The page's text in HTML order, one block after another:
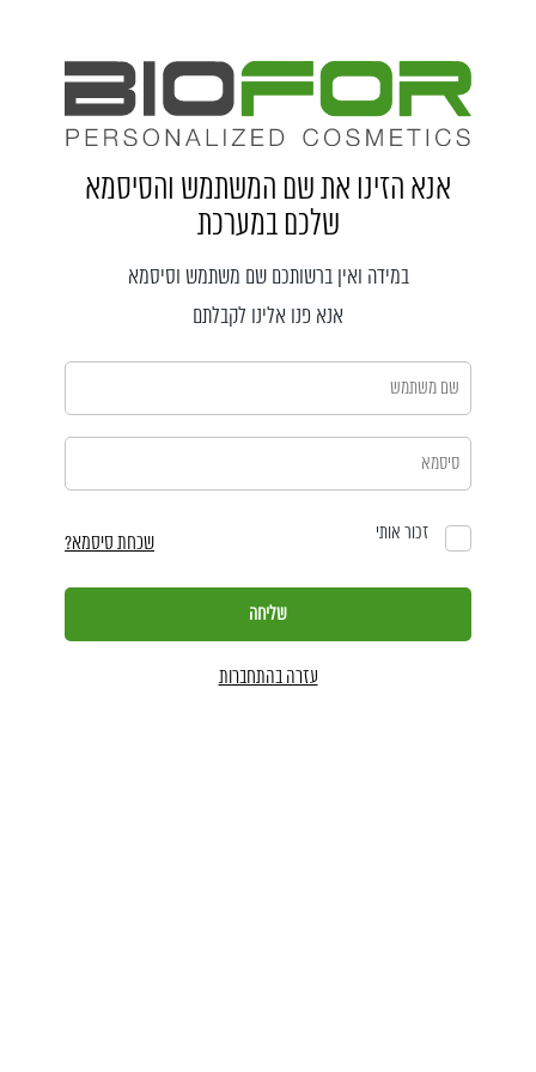
אנא הזינו את שם המשתמש והסיסמא
שלכם במערכת
במידה ואין ברשותכם שם משתמש וסיסמא
אנא פנו אלינו לקבלתם
זכור אותי שכחת סיסמא?
עזרה בהתחברות